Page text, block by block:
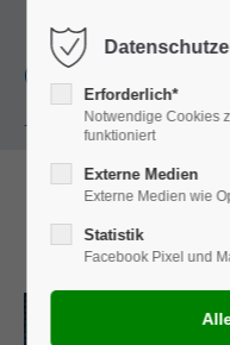
+49
(0)251 322 631
- 0
Erforderlich*
Notwendige Cookies
funktioniert
Externe Medien
Externe Medien wie
Statistik
Facebook Pixel und